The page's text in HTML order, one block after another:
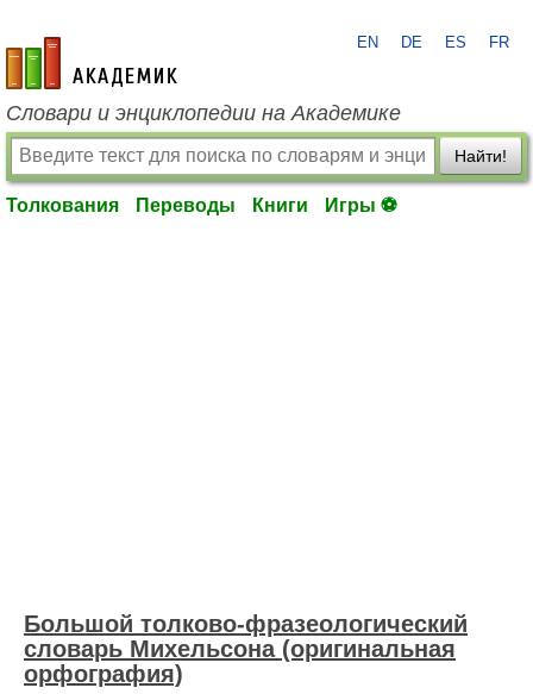
academic.ru
EN DE ES FR
Словари и энциклопедии на Академике
Найти!
Толкования Переводы Книги Игры ⚽
Большой толково-фразеологический
словарь Михельсона (оригинальная
орфография)